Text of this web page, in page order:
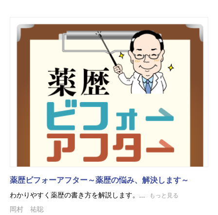
薬歴ビフォーアフター～薬歴の悩み、解決します～
わかりやすく薬歴の書き方を解説します。... もっと見る
岡村 祐聡